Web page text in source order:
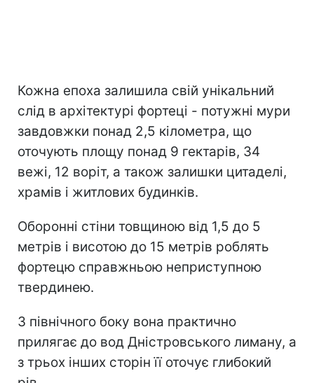
Кожна епоха залишила свій унікальний
слід в архітектурі фортеці - потужні мури
завдовжки понад 2,5 кілометра, що
оточують площу понад 9 гектарів, 34
вежі, 12 воріт, а також залишки цитаделі,
храмів і житлових будинків.
Оборонні стіни товщиною від 1,5 до 5
метрів і висотою до 15 метрів роблять
фортецю справжньою неприступною
твердинею.
З північного боку вона практично
прилягає до вод Дністровського лиману, а
з трьох інших сторін її оточує глибокий